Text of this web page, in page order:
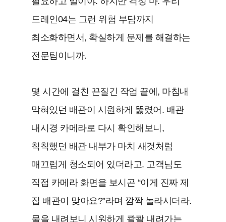
드레인04는 그런 위험 부담까지
최소화하면서, 확실하게 문제를 해결하는
전문팀이니까.
몇 시간에 걸친 끈질긴 작업 끝에, 마침내
막혀있던 배관이 시원하게 뚫렸어. 배관
내시경 카메라로 다시 확인해보니,
칙칙했던 배관 내부가 마치 새것처럼
매끄럽게 청소되어 있더라고. 고객님도
직접 카메라 화면을 보시곤 “이게 진짜 제
집 배관이 맞아요?”라며 깜짝 놀라시더라.
물을 내려보니 시원하게 콸콸 내려가는